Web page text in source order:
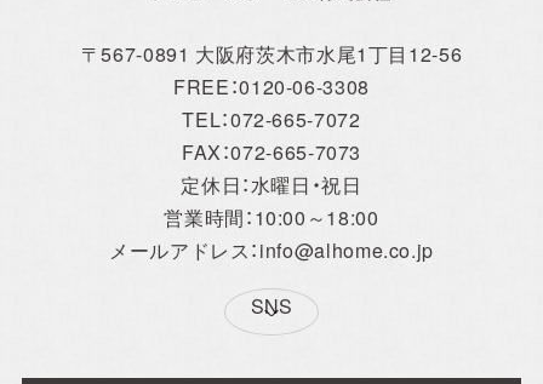
〒567-0891 大阪府茨木市水尾1丁目12-56
FREE：0120-06-3308
TEL：072-665-7072
FAX：072-665-7073
定休日：水曜日・祝日
営業時間：10:00～18:00
メールアドレス：info@alhome.co.jp
SNS